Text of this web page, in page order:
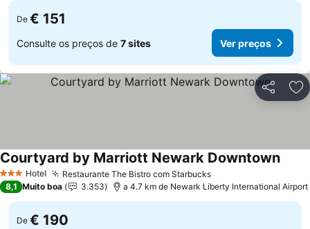
De € 151
Consulte os preços de 7 sites Ver preços
Partilhar
3 EstrelasHotel Restaurante The Bistro com Starbucks
Courtyard by Marriott Newark Downtown
8,1 Muito boa 3.353 a 4.7 km de Newark Liberty International Airport
De € 190